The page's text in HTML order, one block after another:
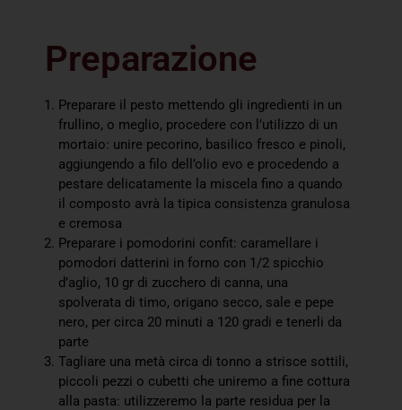
Preparazione
Preparare il pesto mettendo gli ingredienti in un
frullino, o meglio, procedere con l’utilizzo di un
mortaio: unire pecorino, basilico fresco e pinoli,
aggiungendo a filo dell’olio evo e procedendo a
pestare delicatamente la miscela fino a quando
il composto avrà la tipica consistenza granulosa
e cremosa
Preparare i pomodorini confit: caramellare i
pomodori datterini in forno con 1/2 spicchio
d’aglio, 10 gr di zucchero di canna, una
spolverata di timo, origano secco, sale e pepe
nero, per circa 20 minuti a 120 gradi e tenerli da
parte
Tagliare una metà circa di tonno a strisce sottili,
piccoli pezzi o cubetti che uniremo a fine cottura
alla pasta: utilizzeremo la parte residua per la